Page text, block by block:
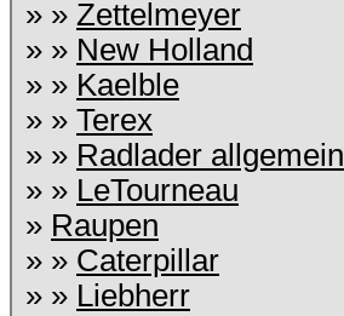
» » Zettelmeyer
» » New Holland
» » Kaelble
» » Terex
» » Radlader allgemein
» » LeTourneau
» Raupen
» » Caterpillar
» » Liebherr